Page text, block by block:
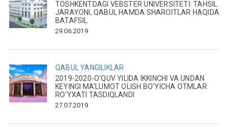
TOSHKENTDAGI VEBSTER UNIVERSITETI: TAHSIL
JARAYONI, QABUL HAMDA SHAROITLAR HAQIDA
BATAFSIL
29.06.2019
QABUL
YANGILIKLAR
2019-2020-O‘QUV YILIDA IKKINCHI VA UNDAN
KEYINGI MA’LUMOT OLISH BO‘YICHA OTMLAR
RO‘YXATI TASDIQLANDI
27.07.2019